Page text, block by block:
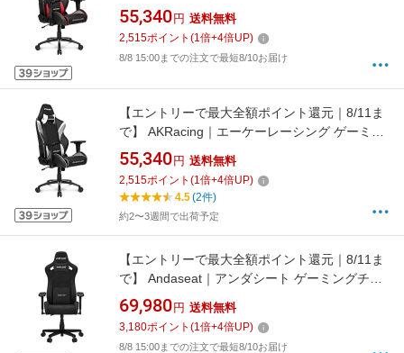
グチェア [シート W390xD525xH1290〜
1365mm] Overture レッド OVERTURE-
RED[OVERTURERED]
55,340 円 送料無料
2,515ポイント (1倍+4倍UP)
8/8 15:00までの注文で最短8/10お届け
【エントリーで最大全額ポイント還元｜8/11ま
で】 AKRacing｜エーケーレーシング ゲーミン
グチェア [シート W390xD525xH1290〜
1365mm] Overture ホワイト OVERTURE-
WHITE[OVERTUREWHITE]
55,340 円 送料無料
2,515ポイント (1倍+4倍UP)
4.5(2件)
約2〜3週間で出荷予定
【エントリーで最大全額ポイント還元｜8/11ま
で】 Andaseat｜アンダシート ゲーミングチェ
ア [シート W520xD515xH1365mm] Kaiser
Frontier M(リネンファブリック) カーボンブラ
ック GC-KAISERF_M/CABK
69,980 円 送料無料
3,180ポイント (1倍+4倍UP)
8/8 15:00までの注文で最短8/10お届け